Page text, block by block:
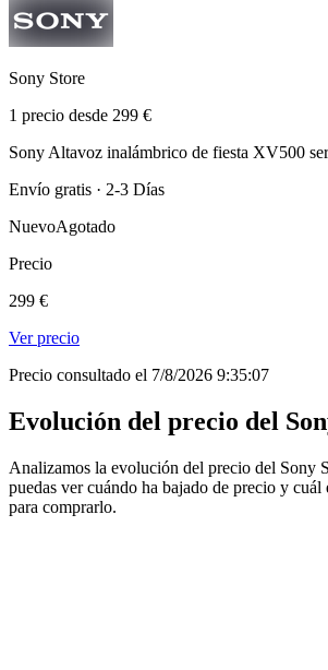
Sony Store
1 precio desde 299 €
Sony Altavoz inalámbrico de fiesta XV500
Envío gratis · 2-3 Días
NuevoAgotado
Precio
299 €
Ver precio
Precio consultado el 7/8/2026 9:35:07
Evolución del precio del
Analizamos la evolución del precio del Sony
puedas ver cuándo ha bajado de precio y cuál
para comprarlo.